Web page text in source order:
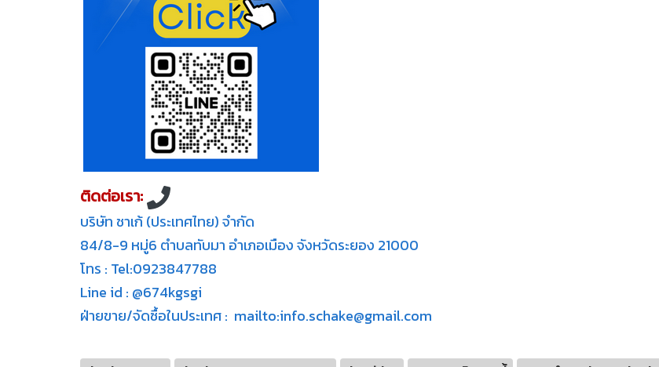
ติดต่อเรา:
บริษัท ชาเก้ (ประเทศไทย) จำกัด
84/8-9 หมู่6 ตำบลทับมา อำเภอเมือง จังหวัดระยอง 21000
โทร : Tel:0923847788
Line id : @674kgsgi
ฝ่ายขาย/จัดซื้อในประเทศ : mailto:info.schake@gmail.com